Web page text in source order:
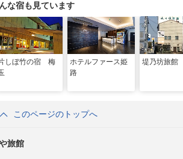
な宿も見ています
しぼ竹の宿 梅
ホテルファース姫
路
堤乃坊旅館
このページのトップへ
旅館